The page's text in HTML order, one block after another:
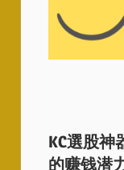
KC選股神
的赚钱潜